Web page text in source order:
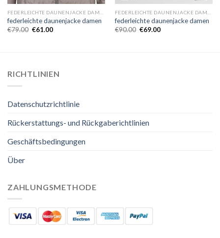
federleichte daunenjacke damen
€79.00 €61.00
federleichte daunenjacke damen
€90.00 €69.00
RICHTLINIEN
Datenschutzrichtlinie
Rückerstattungs- und Rückgaberichtlinien
Geschäftsbedingungen
Über
ZAHLUNGSMETHODE